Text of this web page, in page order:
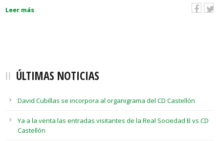
Leer más
ÚLTIMAS NOTICIAS
David Cubillas se incorpora al organigrama del CD Castellón
Ya a la venta las entradas visitantes de la Real Sociedad B vs CD
Castellón